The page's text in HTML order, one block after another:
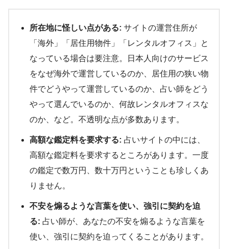
所在地に怪しい点がある: サイトの運営住所が
「海外」「居住用物件」「レンタルオフィス」と
なっている場合は要注意。日本人向けのサービス
をなぜ海外で運営しているのか、居住用の狭い物
件でどうやって運営しているのか、占い師をどう
やって選んでいるのか、何故レンタルオフィスな
のか、など。不透明な点が多数あります。
高額な鑑定料を要求する: 占いサイトの中には、
高額な鑑定料を要求するところがあります。一度
の鑑定で数万円、数十万円ということも珍しくあ
りません。
不安を煽るような言葉を使い、強引に契約を迫
る: 占い師が、あなたの不安を煽るような言葉を
使い、強引に契約を迫ってくることがあります。